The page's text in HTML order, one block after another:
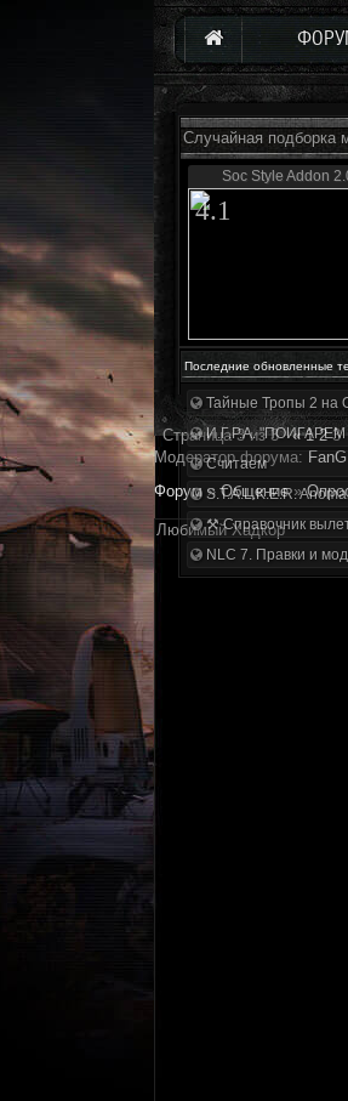
Случайная подборка
Soc Style Addon
4.1
Последние обновленные
Тайные Тропы 2 на
И.Г.Р.А.
Считаем
S.T.A.L.K.E.R.
⚒ Справочник
NLC 7. Правки и
Страница3из3 « 1 2 3
Модератор форума: FanG
Форум » Общение »
Любимый Хадкор